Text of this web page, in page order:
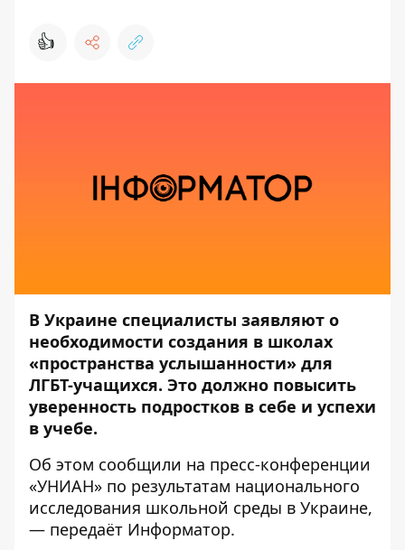
👍
В Украине специалисты заявляют о
необходимости создания в школах
«пространства услышанности» для
ЛГБТ-учащихся. Это должно повысить
уверенность подростков в себе и успехи
в учебе.
Об этом сообщили на пресс-конференции
«УНИАН» по результатам национального
исследования школьной среды в Украине,
— передаёт Информатор.